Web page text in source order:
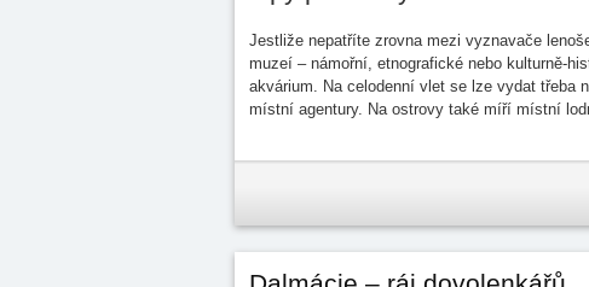
Jestliže nepatříte zrovna mezi vyznavače
muzeí – námořní, etnografické nebo kulturně-
akvárium. Na celodenní vlet se lze vydat třeba
místní agentury. Na ostrovy také míří místní